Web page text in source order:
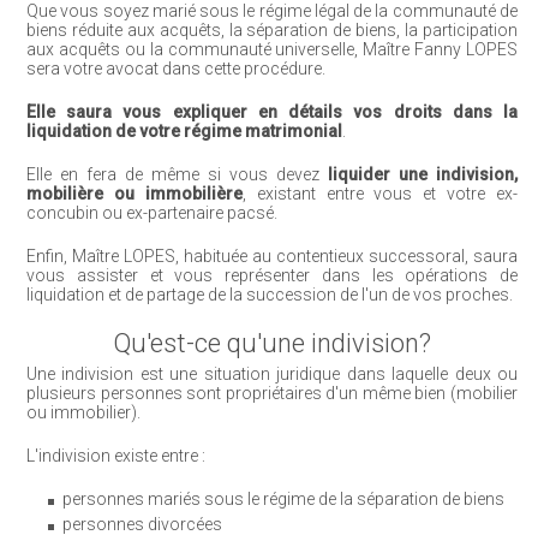
Que vous soyez marié sous le régime légal de la communauté de
biens réduite aux acquêts, la séparation de biens, la participation
aux acquêts ou la communauté universelle, Maître Fanny LOPES
sera votre avocat dans cette procédure.
Elle saura vous expliquer en détails vos droits dans la
liquidation de votre régime matrimonial
Elle en fera de même si vous devez
liquider une indivision,
mobilière ou immobilière, existant entre vous et votre ex-
concubin ou ex-partenaire pacsé.
Enfin, Maître LOPES, habituée au contentieux successoral, saura
vous assister et vous représenter dans les opérations de
liquidation et de partage de la succession de l'un de vos proches.
Qu'est-ce qu'une indivision?
Une indivision est une situation juridique dans laquelle deux ou
plusieurs personnes sont propriétaires d'un même bien (mobilier
ou immobilier).
L'indivision existe entre :
personnes mariés sous le régime de la séparation de biens
personnes divorcées